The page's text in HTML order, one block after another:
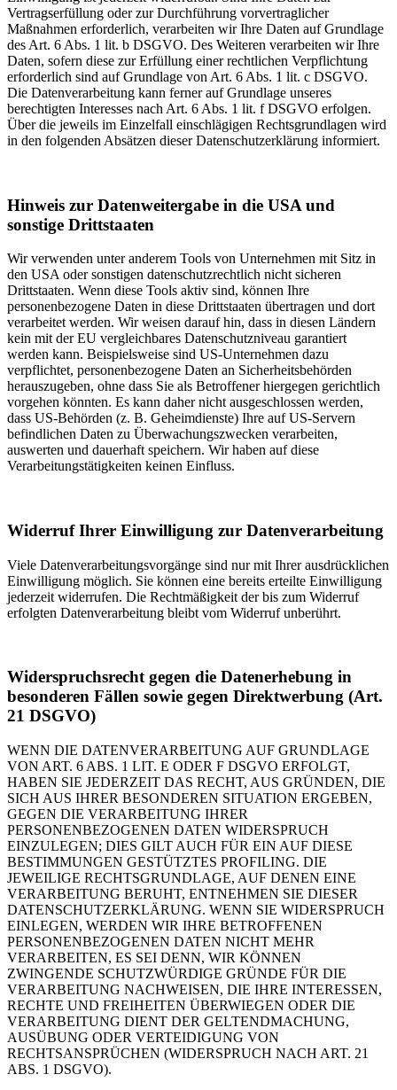
Vertragserfüllung oder zur Durchführung vorvertraglicher
Maßnahmen erforderlich, verarbeiten wir Ihre Daten auf Grundlage
des Art. 6 Abs. 1 lit. b DSGVO. Des Weiteren verarbeiten wir Ihre
Daten, sofern diese zur Erfüllung einer rechtlichen Verpflichtung
erforderlich sind auf Grundlage von Art. 6 Abs. 1 lit. c DSGVO.
Die Datenverarbeitung kann ferner auf Grundlage unseres
berechtigten Interesses nach Art. 6 Abs. 1 lit. f DSGVO erfolgen.
Über die jeweils im Einzelfall einschlägigen Rechtsgrundlagen wird
in den folgenden Absätzen dieser Datenschutzerklärung informiert.
Hinweis zur Datenweitergabe in die USA und
sonstige Drittstaaten
Wir verwenden unter anderem Tools von Unternehmen mit Sitz in
den USA oder sonstigen datenschutzrechtlich nicht sicheren
Drittstaaten. Wenn diese Tools aktiv sind, können Ihre
personenbezogene Daten in diese Drittstaaten übertragen und dort
verarbeitet werden. Wir weisen darauf hin, dass in diesen Ländern
kein mit der EU vergleichbares Datenschutzniveau garantiert
werden kann. Beispielsweise sind US-Unternehmen dazu
verpflichtet, personenbezogene Daten an Sicherheitsbehörden
herauszugeben, ohne dass Sie als Betroffener hiergegen gerichtlich
vorgehen könnten. Es kann daher nicht ausgeschlossen werden,
dass US-Behörden (z. B. Geheimdienste) Ihre auf US-Servern
befindlichen Daten zu Überwachungszwecken verarbeiten,
auswerten und dauerhaft speichern. Wir haben auf diese
Verarbeitungstätigkeiten keinen Einfluss.
Widerruf Ihrer Einwilligung zur Datenverarbeitung
Viele Datenverarbeitungsvorgänge sind nur mit Ihrer ausdrücklichen
Einwilligung möglich. Sie können eine bereits erteilte Einwilligung
jederzeit widerrufen. Die Rechtmäßigkeit der bis zum Widerruf
erfolgten Datenverarbeitung bleibt vom Widerruf unberührt.
Widerspruchsrecht gegen die Datenerhebung in
besonderen Fällen sowie gegen Direktwerbung (Art.
21 DSGVO)
WENN DIE DATENVERARBEITUNG AUF GRUNDLAGE
VON ART. 6 ABS. 1 LIT. E ODER F DSGVO ERFOLGT,
HABEN SIE JEDERZEIT DAS RECHT, AUS GRÜNDEN, DIE
SICH AUS IHRER BESONDEREN SITUATION ERGEBEN,
GEGEN DIE VERARBEITUNG IHRER
PERSONENBEZOGENEN DATEN WIDERSPRUCH
EINZULEGEN; DIES GILT AUCH FÜR EIN AUF DIESE
BESTIMMUNGEN GESTÜTZTES PROFILING. DIE
JEWEILIGE RECHTSGRUNDLAGE, AUF DENEN EINE
VERARBEITUNG BERUHT, ENTNEHMEN SIE DIESER
DATENSCHUTZERKLÄRUNG. WENN SIE WIDERSPRUCH
EINLEGEN, WERDEN WIR IHRE BETROFFENEN
PERSONENBEZOGENEN DATEN NICHT MEHR
VERARBEITEN, ES SEI DENN, WIR KÖNNEN
ZWINGENDE SCHUTZWÜRDIGE GRÜNDE FÜR DIE
VERARBEITUNG NACHWEISEN, DIE IHRE INTERESSEN,
RECHTE UND FREIHEITEN ÜBERWIEGEN ODER DIE
VERARBEITUNG DIENT DER GELTENDMACHUNG,
AUSÜBUNG ODER VERTEIDIGUNG VON
RECHTSANSPRÜCHEN (WIDERSPRUCH NACH ART. 21
ABS. 1 DSGVO).